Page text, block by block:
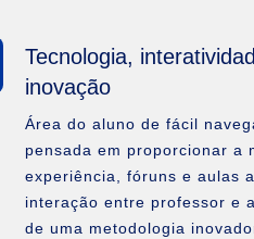
Tecnologia,
inovação
Área do aluno de fácil
pensada em proporcionar a
experiência, fóruns e aulas
interação entre professor e
de uma metodologia